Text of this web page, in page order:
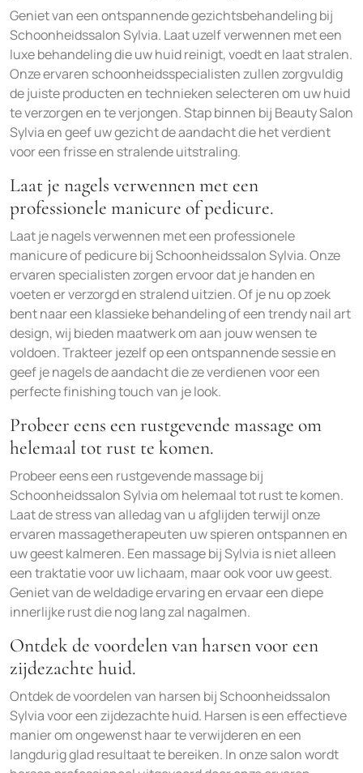
Geniet van een ontspannende gezichtsbehandeling bij
Schoonheidssalon Sylvia. Laat uzelf verwennen met een
luxe behandeling die uw huid reinigt, voedt en laat stralen.
Onze ervaren schoonheidsspecialisten zullen zorgvuldig
de juiste producten en technieken selecteren om uw huid
te verzorgen en te verjongen. Stap binnen bij Beauty Salon
Sylvia en geef uw gezicht de aandacht die het verdient
voor een frisse en stralende uitstraling.
Laat je nagels verwennen met een
professionele manicure of pedicure.
Laat je nagels verwennen met een professionele
manicure of pedicure bij Schoonheidssalon Sylvia. Onze
ervaren specialisten zorgen ervoor dat je handen en
voeten er verzorgd en stralend uitzien. Of je nu op zoek
bent naar een klassieke behandeling of een trendy nail art
design, wij bieden maatwerk om aan jouw wensen te
voldoen. Trakteer jezelf op een ontspannende sessie en
geef je nagels de aandacht die ze verdienen voor een
perfecte finishing touch van je look.
Probeer eens een rustgevende massage om
helemaal tot rust te komen.
Probeer eens een rustgevende massage bij
Schoonheidssalon Sylvia om helemaal tot rust te komen.
Laat de stress van alledag van u afglijden terwijl onze
ervaren massagetherapeuten uw spieren ontspannen en
uw geest kalmeren. Een massage bij Sylvia is niet alleen
een traktatie voor uw lichaam, maar ook voor uw geest.
Geniet van de weldadige ervaring en ervaar een diepe
innerlijke rust die nog lang zal nagalmen.
Ontdek de voordelen van harsen voor een
zijdezachte huid.
Ontdek de voordelen van harsen bij Schoonheidssalon
Sylvia voor een zijdezachte huid. Harsen is een effectieve
manier om ongewenst haar te verwijderen en een
langdurig glad resultaat te bereiken. In onze salon wordt